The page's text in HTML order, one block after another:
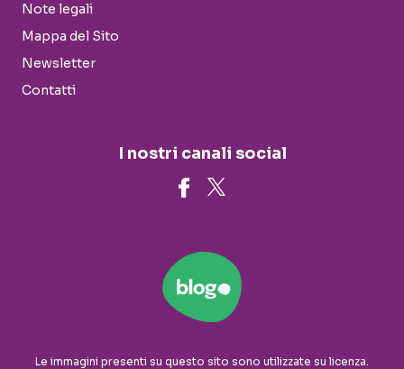
Note legali
Mappa del Sito
Newsletter
Contatti
I nostri canali social
Le immagini presenti su questo sito sono utilizzate su licenza.